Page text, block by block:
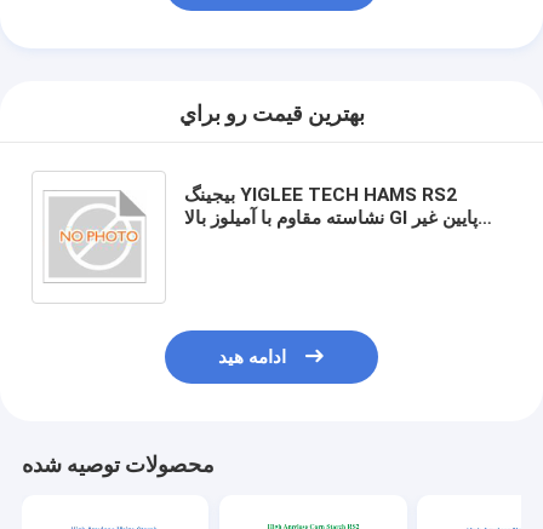
بهترين قيمت رو براي
بیجینگ YIGLEE TECH HAMS RS2
نشاسته مقاوم با آمیلوز بالا GI پایین غیر
ادامه هید
محصولات توصیه شده